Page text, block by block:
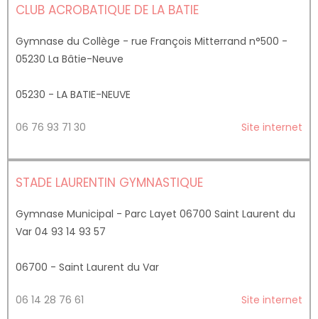
CLUB ACROBATIQUE DE LA BATIE
Gymnase du Collège - rue François Mitterrand n°500 -
05230 La Bâtie-Neuve
05230 - LA BATIE-NEUVE
Site internet
06 76 93 71 30
STADE LAURENTIN GYMNASTIQUE
Gymnase Municipal - Parc Layet 06700 Saint Laurent du
Var 04 93 14 93 57
06700 - Saint Laurent du Var
Site internet
06 14 28 76 61